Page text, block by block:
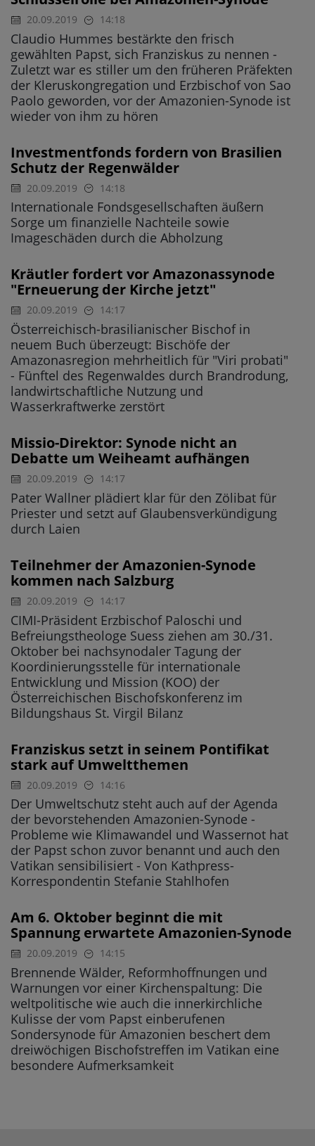
20.09.2019 14:18
Claudio Hummes bestärkte den frisch
gewählten Papst, sich Franziskus zu nennen -
Zuletzt war es stiller um den früheren Präfekten
der Kleruskongregation und Erzbischof von Sao
Paolo geworden, vor der Amazonien-Synode ist
wieder von ihm zu hören
Investmentfonds fordern von Brasilien
Schutz der Regenwälder
20.09.2019 14:18
Internationale Fondsgesellschaften äußern
Sorge um finanzielle Nachteile sowie
Imageschäden durch die Abholzung
Kräutler fordert vor Amazonassynode
"Erneuerung der Kirche jetzt"
20.09.2019 14:17
Österreichisch-brasilianischer Bischof in
neuem Buch überzeugt: Bischöfe der
Amazonasregion mehrheitlich für "Viri probati"
- Fünftel des Regenwaldes durch Brandrodung,
landwirtschaftliche Nutzung und
Wasserkraftwerke zerstört
Missio-Direktor: Synode nicht an
Debatte um Weiheamt aufhängen
20.09.2019 14:17
Pater Wallner plädiert klar für den Zölibat für
Priester und setzt auf Glaubensverkündigung
durch Laien
Teilnehmer der Amazonien-Synode
kommen nach Salzburg
20.09.2019 14:17
CIMI-Präsident Erzbischof Paloschi und
Befreiungstheologe Suess ziehen am 30./31.
Oktober bei nachsynodaler Tagung der
Koordinierungsstelle für internationale
Entwicklung und Mission (KOO) der
Österreichischen Bischofskonferenz im
Bildungshaus St. Virgil Bilanz
Franziskus setzt in seinem Pontifikat
stark auf Umweltthemen
20.09.2019 14:16
Der Umweltschutz steht auch auf der Agenda
der bevorstehenden Amazonien-Synode -
Probleme wie Klimawandel und Wassernot hat
der Papst schon zuvor benannt und auch den
Vatikan sensibilisiert - Von Kathpress-
Korrespondentin Stefanie Stahlhofen
Am 6. Oktober beginnt die mit
Spannung erwartete Amazonien-Synode
20.09.2019 14:15
Brennende Wälder, Reformhoffnungen und
Warnungen vor einer Kirchenspaltung: Die
weltpolitische wie auch die innerkirchliche
Kulisse der vom Papst einberufenen
Sondersynode für Amazonien beschert dem
dreiwöchigen Bischofstreffen im Vatikan eine
besondere Aufmerksamkeit